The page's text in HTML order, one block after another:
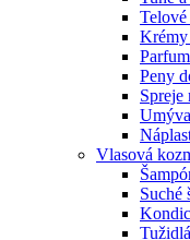
Peny
Spreje
Vlasová
Suché